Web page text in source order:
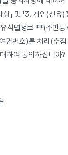
」 및 「3. 개인(신
유식별정보 **(주민
권번호)를 처리(수
하여 동의하십니까?